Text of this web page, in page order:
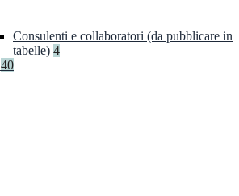
Consulenti e collaboratori (da pubblicare in
tabelle) 4
40